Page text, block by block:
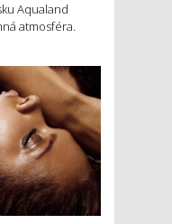
Aqualand
atmosféra.